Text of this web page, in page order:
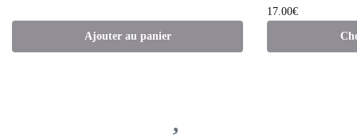
Ajouter au panier
17.00€